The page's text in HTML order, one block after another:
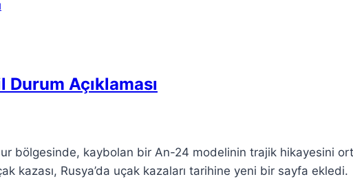
Açıklaması
bölgesinde, kaybolan bir An-24 modelinin trajik hikayesini
kazası, Rusya’da uçak kazaları tarihine yeni bir sayfa ekledi.